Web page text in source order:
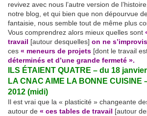
revivez avec nous l’autre version de
notre blog, et qui bien que non dépourvue
fantaisie, nous semble tout de même plus
Vous comprendrez alors mieux quelles sont
travail [autour desquelles] on ne
ces « meneurs de projets [dont le travail
déterminés et d’une grande fermeté ».
ILS ÉTAIENT QUATRE – du 18
LA CNAC AIME LA BONNE CUISINE
2012 (midi)
Il est vrai que la « plasticité » changeante
autour de « ces tables de travail [autour